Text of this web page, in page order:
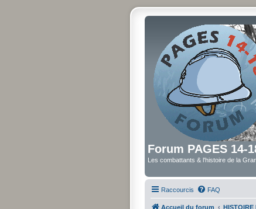
Forum PAGES 14-
Les combattants & l'histoire de la
Raccourcis FAQ
Accueil du forum HISTOIRE